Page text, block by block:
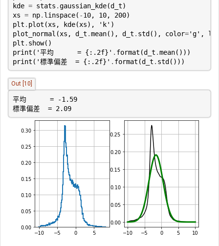
kde = stats .gaussian_kde(d_t)
xs = np. linspace( -10, 10, 200)
plt . plot (xs , kde(xs), 'k' )
plot_normal (xs , d_t .mean(), d_t . std (), color='g' , lw
plt . show()
print ( '平均      = {:.2f} ' . format (d_t .mean()))
print ( '標準偏差  = {:.2f} ' . format (d_t . std ()))
Out [10]
標準偏差  = 2.09